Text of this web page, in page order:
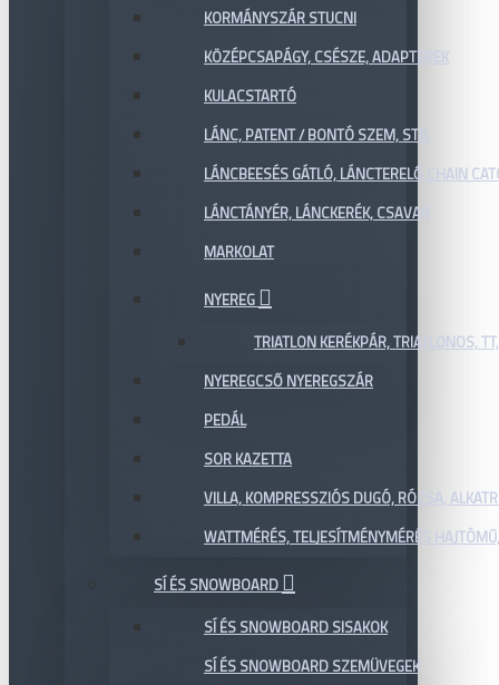
KORMÁNYSZÁR STUCNI
KÖZÉPCSAPÁGY, CSÉSZE, ADAPTEREK
KULACSTARTÓ
LÁNC, PATENT / BONTÓ SZEM, STB.
LÁNCBEESÉS GÁTLÓ, LÁNCTERELŐ CHAIN
LÁNCTÁNYÉR, LÁNCKERÉK, CSAVAR
MARKOLAT
NYEREG
TRIATLON KERÉKPÁR, TRIATLONOS,
NYEREGCSŐ NYEREGSZÁR
PEDÁL
SOR KAZETTA
VILLA, KOMPRESSZIÓS DUGÓ, RÓZSA,
WATTMÉRÉS, TELJESÍTMÉNYMÉRÉS
SÍ ÉS SNOWBOARD
SÍ ÉS SNOWBOARD SISAKOK
SÍ ÉS SNOWBOARD SZEMÜVEGEK